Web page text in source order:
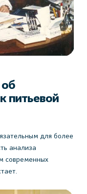
питьевой
для более
анализа
современных